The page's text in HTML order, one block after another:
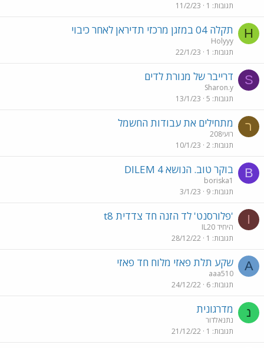
תגובות 1
11/2/23
H תקלה 04 במזגן מרכזי תדיראן לאחר כיבוי
Holyyy
תגובות 1
22/1/23
S דרייבר של מנורת לדים
Sharon.y
תגובות 5
13/1/23
ר מתחילים את עבודות החשמל
רועי208
תגובות 2
10/1/23
B בוקר טוב. הנושא DILEM 4
boriska1
תגובות 9
3/1/23
I 'פלורסנט' לד הזנה חד צדדית t8
IL20 היחיד
תגובות 1
28/12/22
A שקע תלת פאזי מלוח חד פאזי
aaa510
תגובות 6
24/12/22
נ מדרגונית
נתנאלדור
תגובות 1
21/12/22